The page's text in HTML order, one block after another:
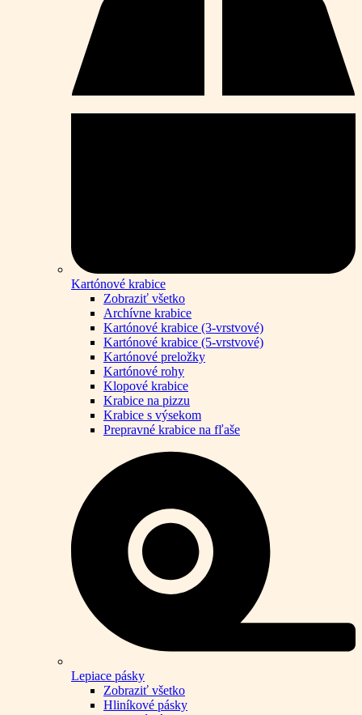
Kartónové krabice
Zobraziť všetko
Archívne krabice
Kartónové krabice (3-vrstvové)
Kartónové krabice (5-vrstvové)
Kartónové preložky
Kartónové rohy
Klopové krabice
Krabice na pizzu
Krabice s výsekom
Prepravné krabice na fľaše
Lepiace pásky
Zobraziť všetko
Hliníkové pásky